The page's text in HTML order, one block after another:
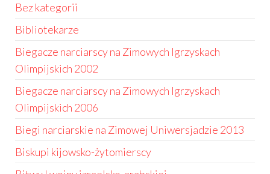
Bez kategorii
Bibliotekarze
Biegacze narciarscy na Zimowych Igrzyskach
Olimpijskich 2002
Biegacze narciarscy na Zimowych Igrzyskach
Olimpijskich 2006
Biegi narciarskie na Zimowej Uniwersjadzie 2013
Biskupi kijowsko-żytomierscy